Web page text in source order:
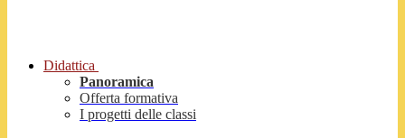
Didattica
Panoramica
Offerta formativa
I progetti delle classi